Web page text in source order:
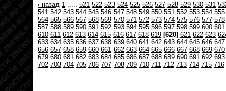
‹ назад 1 ..... 521 522 523 524 525 526 527 528 529 530 531
541 542 543 544 545 546 547 548 549 550 551 552 553 554 555
564 565 566 567 568 569 570 571 572 573 574 575 576 577 578
587 588 589 590 591 592 593 594 595 596 597 598 599 600 601
610 611 612 613 614 615 616 617 618 619 [620] 621 622 623
633 634 635 636 637 638 639 640 641 642 643 644 645 646 647
656 657 658 659 660 661 662 663 664 665 666 667 668 669 670
679 680 681 682 683 684 685 686 687 688 689 690 691 692 693
702 703 704 705 706 707 708 709 710 711 712 713 714 715 716